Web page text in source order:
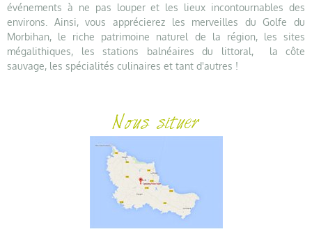
événements à ne pas louper et les lieux incontournables des
environs. Ainsi, vous apprécierez les merveilles du Golfe du
Morbihan, le riche patrimoine naturel de la région, les sites
mégalithiques, les stations balnéaires du littoral, la côte
sauvage, les spécialités culinaires et tant d'autres !